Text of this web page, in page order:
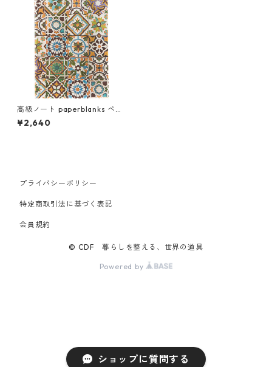
ショップに質問する
高級ノート paperblanks ペー
パーブランクス MIDI ハードカ
バー 罫線 ポルト ポルトガルの
¥2,640
プライバシーポリシー
特定商取引法に基づく表記
会員規約
© CDF 暮らしを整える、世界の道具
Powered by